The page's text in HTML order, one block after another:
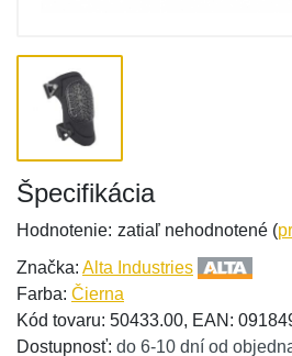
Špecifikácia
Hodnotenie: zatiaľ nehodnotené (
Značka: Alta Industries
Farba: Čierna
Kód tovaru: 50433.00, EAN:
Dostupnosť: do 6-10 dní od